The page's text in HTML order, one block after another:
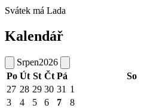
Svátek má Lada
Kalendář
Srpen2026
Po Út St Čt Pá So
27 28 29 30 31 1
3
4 5 6 7 8